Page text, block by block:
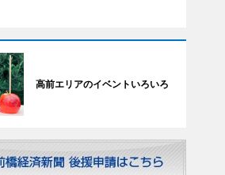
高前エリアのイベントいろいろ